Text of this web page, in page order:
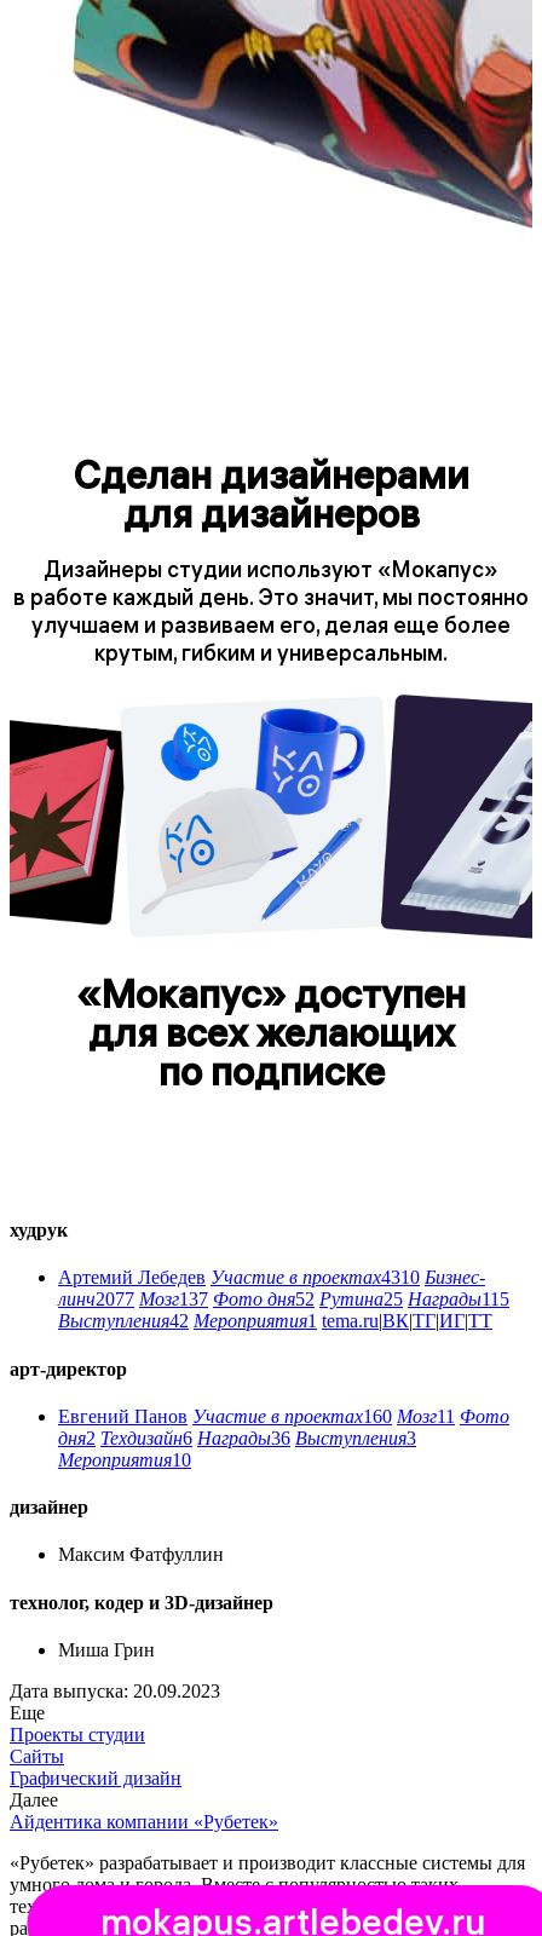
Сделан дизайнерами
для дизайнеров
Дизайнеры студии используют «Мокапус»
в работе каждый день. Это значит, мы постоянно
улучшаем и развиваем его, делая еще более
крутым, гибким и универсальным.
«Мокапус» доступен
для всех желающих
по подписке
mokapus.artlebedev.ru
худрук
Артемий Лебедев Участие в проектах4310 Бизнес-
линч2077 Мозг137 Фото дня52 Рутина25 Награды115
Выступления42 Мероприятия1 tema.ru|ВК|ТГ|ИГ|ТТ
арт-директор
Евгений Панов Участие в проектах160 Мозг11 Фото
дня2 Техдизайн6 Награды36 Выступления3
Мероприятия10
дизайнер
Максим Фатфуллин
технолог, кодер и 3D-дизайнер
Миша Грин
Дата выпуска: 20.09.2023
Еще
Проекты студии
Сайты
Графический дизайн
Далее
Айдентика компании «Рубетек»
«Рубетек» разрабатывает и производит классные системы для
умного дома и города. Вместе с популярностью таких
технологий растет и популярность компании — направлений
работы становится все больше.